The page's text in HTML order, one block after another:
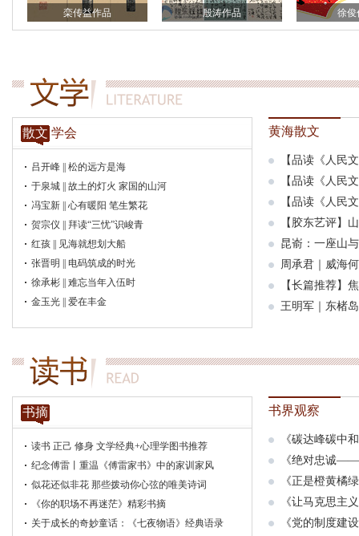
栾传益作品 殷涛作品 徐俊
散文 学会
吕开峰 || 松的远方是海
于泉城 || 故土的灯火 家国的山河
冯宝新 || 心有暖阳 笔生繁花
贺宗仪 || 拜读“三忧”识峻青
红孩 || 见海就想划大船
张晋明 || 电码筑成的时光
徐承彬 || 难忘当年入伍时
金玉光 || 爱在丰金
黄海散文
【品读《人民
【品读《人民
【品读《人民
【胶东艺评】
昆嵛：一座山
周承君｜威海
【长篇推荐】
王明军｜东楮
书摘
读书 正己 修身 文学经典+心理学图书推荐
纪念傅雷丨重温《傅雷家书》中的家训家风
似花还似非花 那些拨动你心弦的唯美诗词
《你的职场不再迷茫》精彩书摘
关于成长的奇妙童话：《七夜物语》经典语录
书界观察
《碳达峰碳中
《绝对忠诚
《正是橙黄橘
《让马克思主
《党的制度建